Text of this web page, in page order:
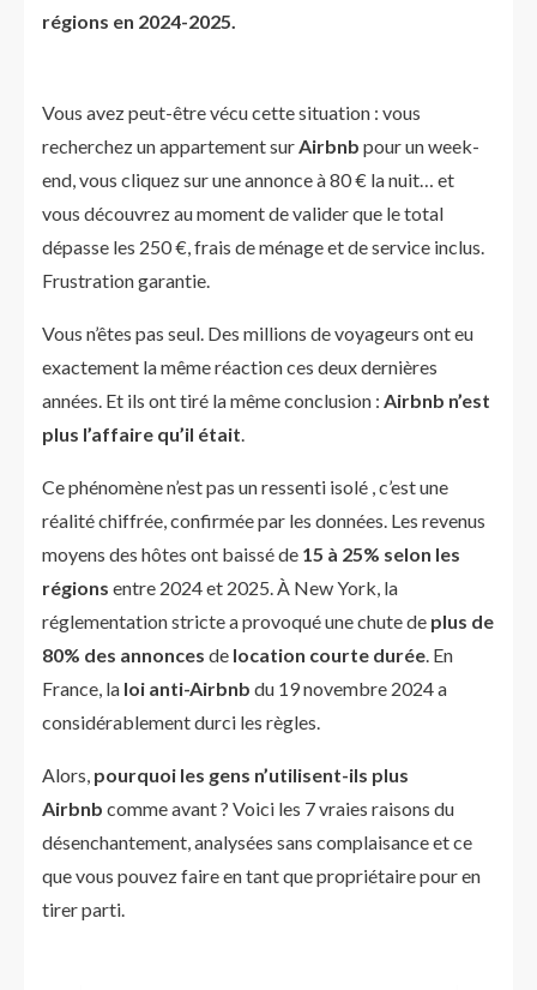
régions en 2024-2025.
Vous avez peut-être vécu cette situation : vous
recherchez un appartement surAirbnb pour un week-
end, vous cliquez sur une annonce à 80 € la nuit… et
vous découvrez au moment de valider que le total
dépasse les 250 €, frais de ménage et de service inclus.
Frustration garantie.
Vous n’êtes pas seul. Des millions de voyageurs ont eu
exactement la même réaction ces deux dernières
années. Et ils ont tiré la même conclusion : Airbnb n’est
plus l’affaire qu’il était.
Ce phénomène n’est pas un ressenti isolé , c’est une
réalité chiffrée, confirmée par les données. Les revenus
moyens des hôtes ont baissé de 15 à 25% selon les
régions entre 2024 et 2025. À New York, la
réglementation stricte a provoqué une chute de plus de
80% des annonces de location courte durée. En
France, la loi anti-Airbnb du 19 novembre 2024 a
considérablement durci les règles.
Alors, pourquoi les gens n’utilisent-ils plus
Airbnb comme avant ? Voici les 7 vraies raisons du
désenchantement, analysées sans complaisance et ce
que vous pouvez faire en tant que propriétaire pour en
tirer parti.